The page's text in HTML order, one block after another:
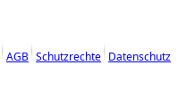
AGB Schutzrechte Datenschutz